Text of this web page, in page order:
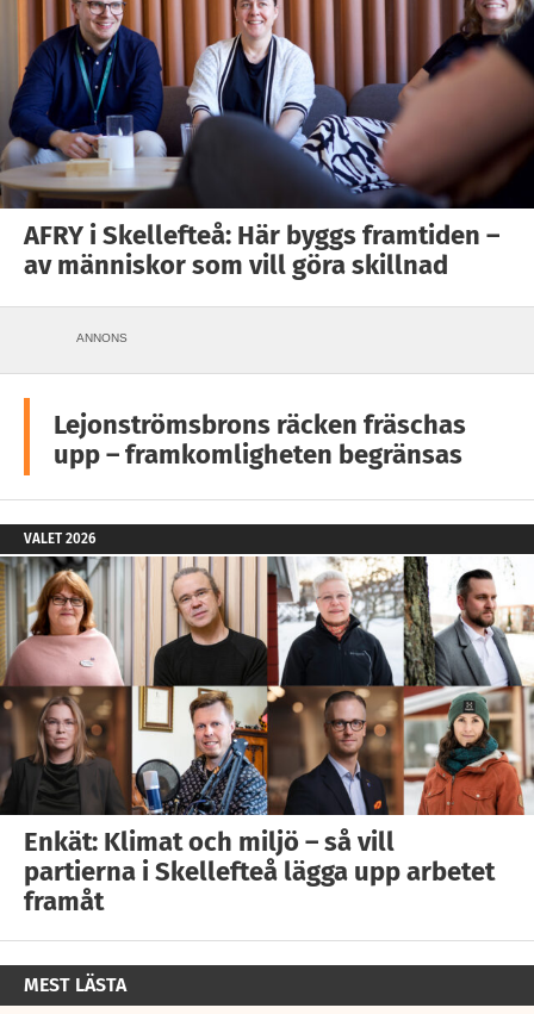
AFRY i Skellefteå: Här byggs framtiden –
av människor som vill göra skillnad
ANNONS
Lejonströmsbrons räcken fräschas
upp – framkomligheten begränsas
VALET 2026
Enkät: Klimat och miljö – så vill
partierna i Skellefteå lägga upp arbetet
framåt
MEST LÄSTA